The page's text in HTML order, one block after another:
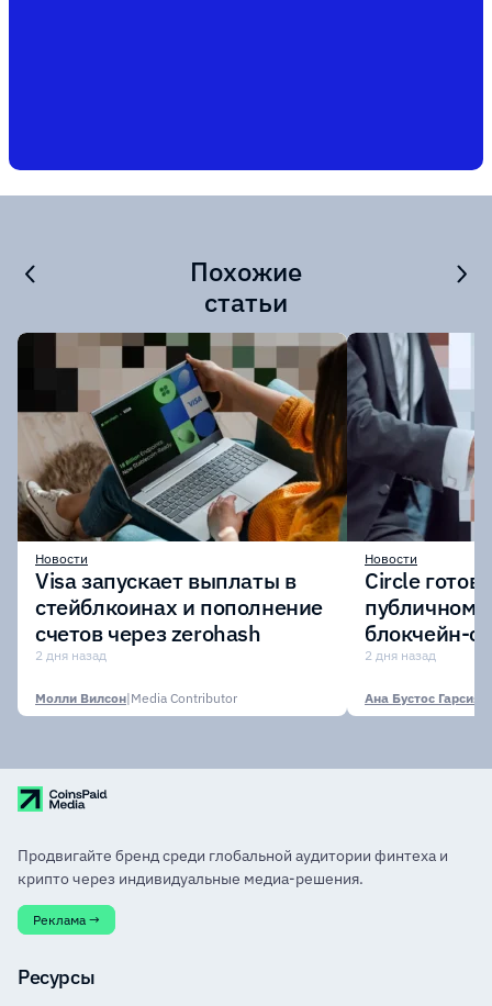
Похожие
статьи
Новости
Visa запускает выплаты в
стейблкоинах и пополнение
счетов через zerohash
2 дня назад
Молли Вилсон|Media Contributor
Новости
Circle
публичному
блокчейн-
участии
2 дня назад
Ана Бустос Гарсия
Продвигайте бренд среди глобальной аудитории финтеха и
крипто через индивидуальные медиа-решения.
Реклама →
Ресурсы